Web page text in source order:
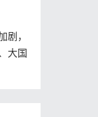
剧，
大国